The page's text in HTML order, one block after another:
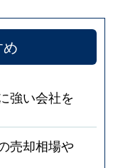
強い会社を
売却相場や